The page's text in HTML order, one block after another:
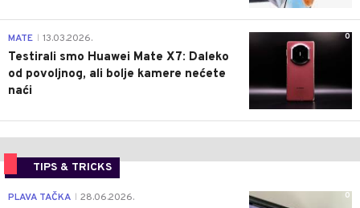
0
MATE 13.03.2026.
Testirali smo Huawei Mate X7: Daleko
od povoljnog, ali bolje kamere nećete
naći
TIPS & TRICKS
0
PLAVA TAČKA 28.06.2026.